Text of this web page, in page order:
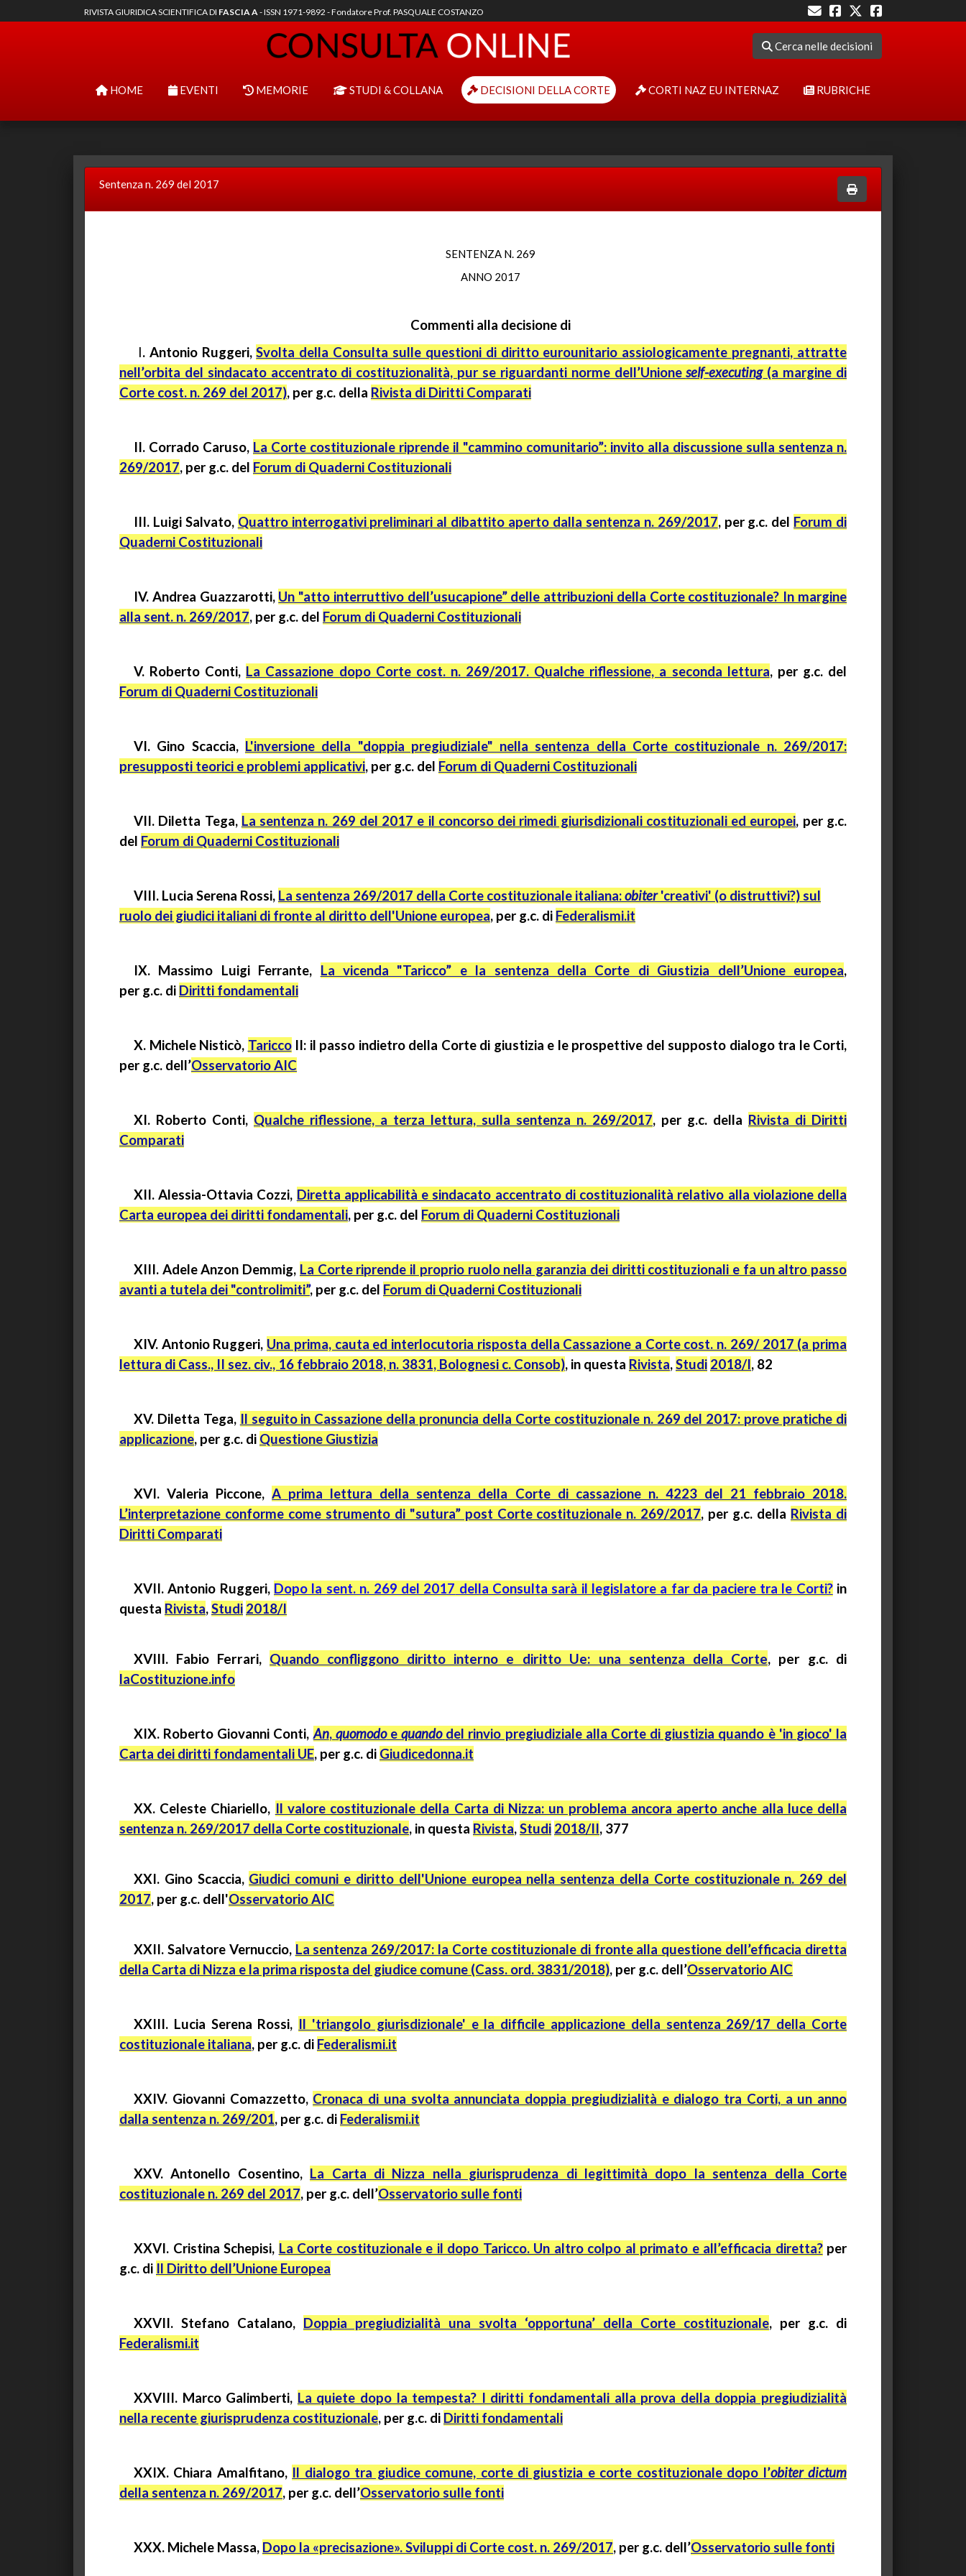
RIVISTA GIURIDICA SCIENTIFICA DI FASCIA A- ISSN 1971-9892 - Fondatore Prof. PASQUALE COSTANZO
Cerca nelle decisioni
HOME EVENTI MEMORIE STUDI & COLLANA DECISIONI DELLA CORTE CORTI NAZ EU INTERNAZ RUBRICHE
Sentenza n. 269 del 2017
SENTENZA N. 269
ANNO 2017
Commenti alla decisione di
I. Antonio Ruggeri,Svolta della Consulta sulle questioni di diritto eurounitario assiologicamente pregnanti, attratte
nell’orbita del sindacato accentrato di costituzionalità, pur se riguardanti norme dell’Unioneself-executing(a margine di
Corte cost. n. 269 del 2017), per g.c. della Rivista di Diritti Comparati
II. Corrado Caruso, La Corte costituzionale riprende il "cammino comunitario”: invito alla discussione sulla sentenza n.
269/2017, per g.c. del Forum di Quaderni Costituzionali
III. Luigi Salvato, Quattro interrogativi preliminari al dibattito aperto dalla sentenza n. 269/2017, per g.c. del Forum di
Quaderni Costituzionali
IV. Andrea Guazzarotti, Un "atto interruttivo dell’usucapione” delle attribuzioni della Corte costituzionale? In margine
alla sent. n. 269/2017, per g.c. del Forum di Quaderni Costituzionali
V. Roberto Conti, La Cassazione dopo Corte cost. n. 269/2017. Qualche riflessione, a seconda lettura, per g.c.del
Forum di Quaderni Costituzionali
VI. Gino Scaccia, L'inversione della "doppia pregiudiziale" nella sentenza della Corte costituzionale n. 269/2017:
presupposti teorici e problemi applicativi, per g.c. del Forum di Quaderni Costituzionali
VII. Diletta Tega, La sentenza n. 269 del 2017 e il concorso dei rimedi giurisdizionali costituzionali ed europei, per g.c.
del Forum di Quaderni Costituzionali
VIII. Lucia Serena Rossi, La sentenza 269/2017 della Corte costituzionale italiana:obiter'creativi' (o distruttivi?) sul
ruolo dei giudici italiani di fronte al diritto dell'Unione europea, per g.c. di Federalismi.it
IX. Massimo Luigi Ferrante, La vicenda "Taricco” e la sentenza della Corte di Giustizia dell’Unione europea,
per g.c. di Diritti fondamentali
X. Michele Nisticò, TariccoII: il passo indietro della Corte di giustizia e le prospettive del supposto dialogo tra le Corti,
per g.c. dell’Osservatorio AIC
XI. Roberto Conti, Qualche riflessione, a terza lettura, sulla sentenza n. 269/2017, per g.c. della Rivista di Diritti
Comparati
XII. Alessia-Ottavia Cozzi, Diretta applicabilità e sindacato accentrato di costituzionalità relativo alla violazione della
Carta europea dei diritti fondamentali, per g.c. del Forum di Quaderni Costituzionali
XIII. AdeleAnzon Demmig, La Corte riprende il proprio ruolo nella garanzia dei diritti costituzionali e fa un altro passo
avanti a tutela dei "controlimiti”, per g.c. del Forum di Quaderni Costituzionali
XIV. Antonio Ruggeri, Una prima, cauta ed interlocutoria risposta della Cassazione a Corte cost. n. 269/ 2017 (a prima
lettura di Cass., II sez. civ., 16 febbraio 2018, n. 3831, Bolognesi c. Consob), in questa Rivista,Studi 2018/I, 82
XV. Diletta Tega, Il seguito in Cassazione della pronuncia della Corte costituzionale n. 269 del 2017: prove pratiche di
applicazione, per g.c. di Questione Giustizia
XVI. Valeria Piccone,A prima lettura della sentenza della Corte di cassazione n. 4223 del 21 febbraio 2018.
L’interpretazione conforme come strumento di "sutura” post Corte costituzionale n. 269/2017, per g.c. della Rivista di
Diritti Comparati
XVII. Antonio Ruggeri, Dopo la sent. n. 269 del 2017 della Consulta sarà il legislatore a far da paciere tra le Corti?in
questa Rivista,Studi 2018/I
XVIII. Fabio Ferrari, Quando confliggono diritto interno e diritto Ue: una sentenza della Corte, per g.c.di
laCostituzione.info
XIX. Roberto Giovanni Conti,An, quomodoequandodel rinvio pregiudiziale alla Corte di giustizia quando è 'in gioco' la
Carta dei diritti fondamentali UE, per g.c. di Giudicedonna.it
XX. Celeste Chiariello, Il valore costituzionale della Carta di Nizza: un problema ancora aperto anche alla luce della
sentenza n. 269/2017 della Corte costituzionale, in questa Rivista,Studi 2018/II, 377
XXI. Gino Scaccia, Giudici comuni e diritto dell'Unione europea nella sentenza della Corte costituzionale n. 269 del
2017, per g.c. dell'Osservatorio AIC
XXII. Salvatore Vernuccio, La sentenza 269/2017: la Corte costituzionale di fronte alla questione dell’efficacia diretta
della Carta di Nizza e la prima risposta del giudice comune (Cass. ord. 3831/2018), per g.c. dell’Osservatorio AIC
XXIII. Lucia Serena Rossi, Il 'triangolo giurisdizionale' e la difficile applicazione della sentenza 269/17 della Corte
costituzionale italiana, per g.c. di Federalismi.it
XXIV. Giovanni Comazzetto, Cronaca di una svolta annunciata doppia pregiudizialità e dialogo tra Corti, a un anno
dalla sentenza n. 269/201, per g.c. di Federalismi.it
XXV. Antonello Cosentino, La Carta di Nizza nella giurisprudenza di legittimità dopo la sentenza della Corte
costituzionale n. 269 del 2017, per g.c. dell’Osservatorio sulle fonti
XXVI. Cristina Schepisi, La Corte costituzionale e il dopo Taricco. Un altro colpo al primato e all’efficacia diretta?per
g.c. di Il Diritto dell’Unione Europea
XXVII. Stefano Catalano, Doppia pregiudizialità una svolta ‘opportuna’ della Corte costituzionale, per g.c. di
Federalismi.it
XXVIII. Marco Galimberti, La quiete dopo la tempesta? I diritti fondamentali alla prova della doppia pregiudizialità
nella recente giurisprudenza costituzionale, per g.c. di Diritti fondamentali
XXIX. Chiara Amalfitano, Il dialogo tra giudice comune, corte di giustizia e corte costituzionale dopo l’obiter dictum
della sentenza n. 269/2017, per g.c. dell’Osservatorio sulle fonti
XXX. Michele Massa, Dopo la «precisazione». Sviluppi di Corte cost. n. 269/2017, per g.c. dell’Osservatorio sulle fonti